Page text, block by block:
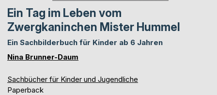
Ein Tag im Leben vom
Zwergkaninchen Mister Hummel
Ein Sachbilderbuch für Kinder ab 6 Jahren
Nina Brunner-Daum
Sachbücher für Kinder und Jugendliche
Paperback